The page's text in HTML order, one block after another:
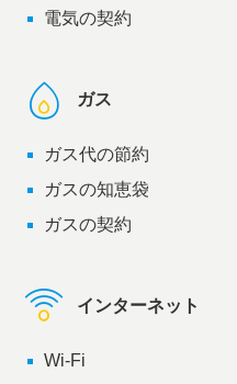
電気の契約
ガス
ガス代の節約
ガスの知恵袋
ガスの契約
インターネット
Wi-Fi